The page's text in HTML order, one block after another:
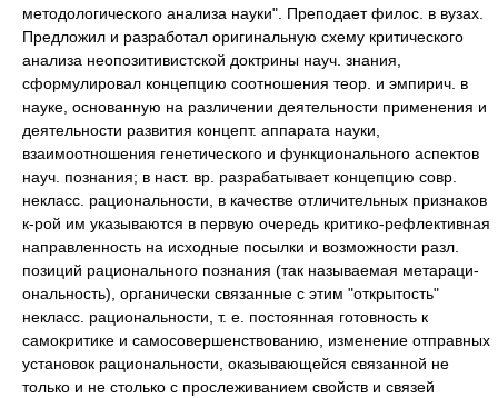
методологического анализа науки". Преподает филос. в вузах.
Предложил и разработал оригинальную схему критического
анализа неопозитивистской доктрины науч. знания,
сформулировал концепцию соотношения теор. и эмпирич. в
науке, основанную на различении деятельности применения и
деятельности развития концепт. аппарата науки,
взаимоотношения генетического и функционального аспектов
науч. познания; в наст. вр. разрабатывает концепцию совр.
некласс. рациональности, в качестве отличительных признаков
к-рой им указываются в первую очередь критико-рефлективная
направленность на исходные посылки и возможности разл.
позиций рационального познания (так называемая метараци-
ональность), органически связанные с этим "открытость"
некласс. рациональности, т. е. постоянная готовность к
самокритике и самосовершенствованию, изменение отправных
установок рациональности, оказывающейся связанной не
только и не столько с прослеживанием свойств и связей